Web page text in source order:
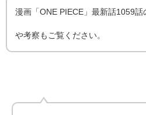
漫画「ONE PIECE」最新話1059話
や考察もご覧ください。